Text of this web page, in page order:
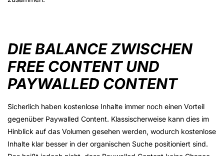
DIE BALANCE ZWISCHEN
FREE CONTENT UND
PAYWALLED CONTENT
Sicherlich haben kostenlose Inhalte immer noch einen Vorteil
gegenüber Paywalled Content. Klassischerweise kann dies im
Hinblick auf das Volumen gesehen werden, wodurch kostenlose
Inhalte klar besser in der organischen Suche positioniert sind.